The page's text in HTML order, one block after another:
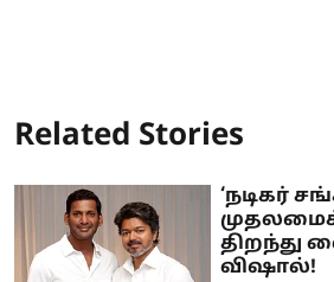
Related Stories
‘நடிகர்
திறந்து
விஷால்!